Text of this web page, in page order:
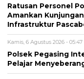
Ratusan Personel
Amankan
Infrastruktur
Kamis, 6 Agustus 2026 -
Polsek Pegasing
Pelajar